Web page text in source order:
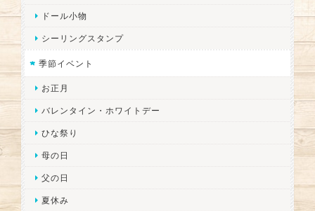
ドール小物
シーリングスタンプ
季節イベント
お正月
バレンタイン・ホワイトデー
ひな祭り
母の日
父の日
夏休み